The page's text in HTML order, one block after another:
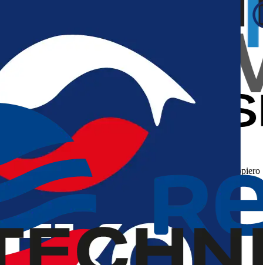
Określ swoje potrzeby
Możemy wspólnie zrealizować konkretny projekt lub stać się
architektami, którzy pomogą Ci ukształtować i urzeczywistnić dopiero
powstającą wizję. Wybierz opcję, która najlepiej odpowiada na Twoje
potrzeby.